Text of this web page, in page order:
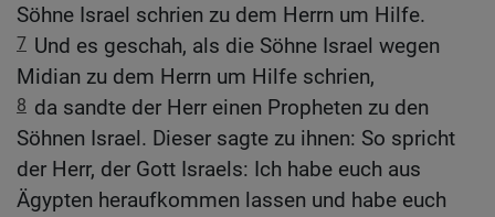
Söhne Israel schrien zu dem Herrn um Hilfe.
7 Und es geschah, als die Söhne Israel wegen
Midian zu dem Herrn um Hilfe schrien,
8 da sandte der Herr einen Propheten zu den
Söhnen Israel. Dieser sagte zu ihnen: So spricht
der Herr, der Gott Israels: Ich habe euch aus
Ägypten heraufkommen lassen und habe euch